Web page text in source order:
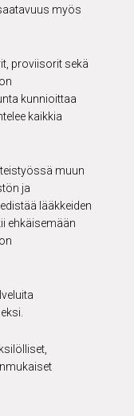
myös
proviisorit sekä
kunnioittaa
kaikkia
muun
ja
lääkkeiden
ehkäisemään